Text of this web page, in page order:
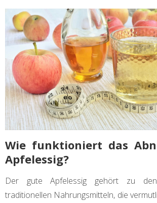
Wie funktioniert das
Apfelessig?
Der gute Apfelessig gehört zu
traditionellen Nahrungsmitteln, die